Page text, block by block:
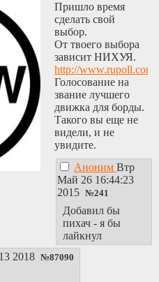
Пришло время
сделать свой
выбор.
От твоего выбора
зависит НИХУЯ.
http://www.rupoll.com/
Голосование на
звание лучшего
движка для борды.
Такого вы еще не
видели, и не
увидите.
Аноним Втр
Май 26 16:44:23
2015 №241
Добавил бы
пихач - я бы
лайкнул
2018 №87090